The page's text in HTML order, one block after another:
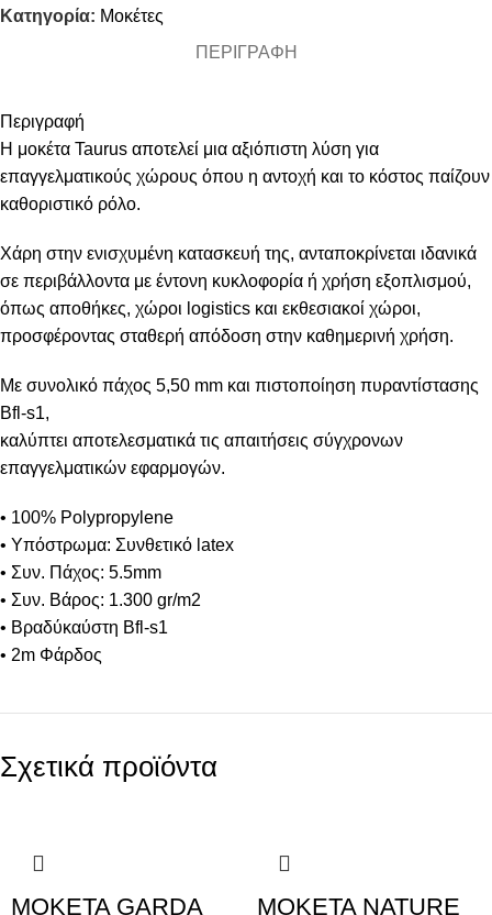
Κατηγορία: Μοκέτες
ΠΕΡΙΓΡΑΦΉ
Περιγραφή
Η μοκέτα Taurus αποτελεί μια αξιόπιστη λύση για
επαγγελματικούς χώρους όπου η αντοχή και το κόστος παίζουν
καθοριστικό ρόλο.
Χάρη στην ενισχυμένη κατασκευή της, ανταποκρίνεται ιδανικά
σε περιβάλλοντα με έντονη κυκλοφορία ή χρήση εξοπλισμού,
όπως αποθήκες, χώροι logistics και εκθεσιακοί χώροι,
προσφέροντας σταθερή απόδοση στην καθημερινή χρήση.
Με συνολικό πάχος 5,50 mm και πιστοποίηση πυραντίστασης
Bfl-s1,
καλύπτει αποτελεσματικά τις απαιτήσεις σύγχρονων
επαγγελματικών εφαρμογών.
• 100% Polypropylene
• Υπόστρωμα: Συνθετικό latex
• Συν. Πάχος: 5.5mm
• Συν. Βάρος: 1.300 gr/m2
• Βραδύκαύστη Bfl-s1
• 2m Φάρδος
Σχετικά προϊόντα
MOKETA GARDA
MOKETA NATURE